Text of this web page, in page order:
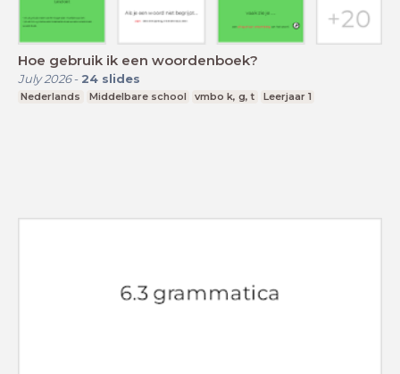
Hoe gebruik ik een woordenboek?
July 2026- 24 slides
Nederlands Middelbare school vmbo k, g, t Leerjaar 1